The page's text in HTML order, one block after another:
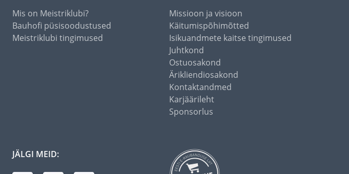
Mis on Meistriklubi?
Bauhofi püsisoodustused
Meistriklubi tingimused
Missioon ja visioon
Käitumispõhimõtted
Isikuandmete kaitse tingimused
Juhtkond
Ostuosakond
Ärikliendiosakond
Kontaktandmed
Karjäärileht
Sponsorlus
JÄLGI MEID: